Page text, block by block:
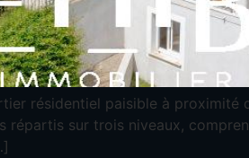
résidentiel paisible à
répartis sur trois niveaux,